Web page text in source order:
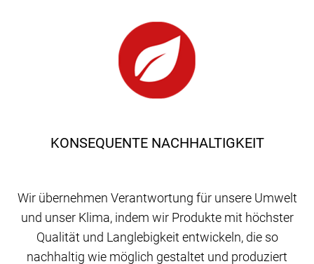
KONSEQUENTE NACHHALTIGKEIT
Wir übernehmen Verantwortung für unsere Umwelt
und unser Klima, indem wir Produkte mit höchster
Qualität und Langlebigkeit entwickeln, die so
nachhaltig wie möglich gestaltet und produziert